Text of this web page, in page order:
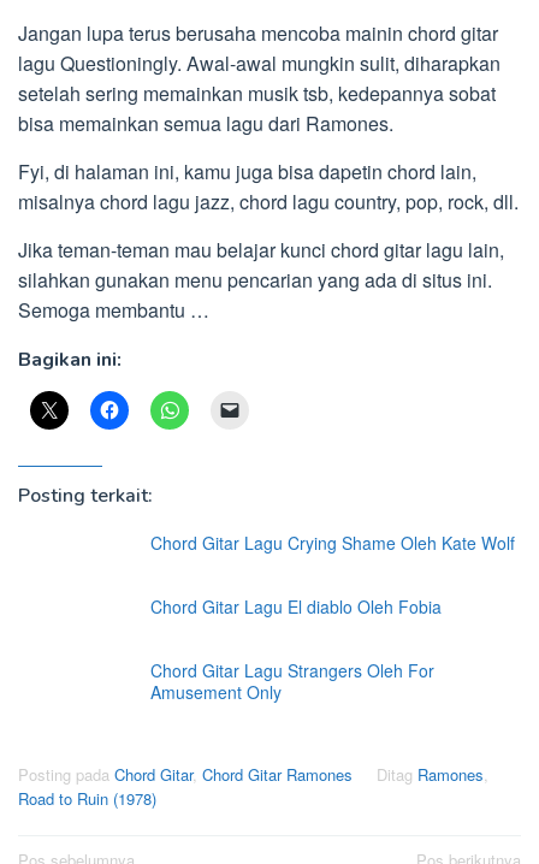
Jangan lupa terus berusaha mencoba mainin chord gitar
lagu Questioningly. Awal-awal mungkin sulit, diharapkan
setelah sering memainkan musik tsb, kedepannya sobat
bisa memainkan semua lagu dari Ramones.
Fyi, di halaman ini, kamu juga bisa dapetin chord lain,
misalnya chord lagu jazz, chord lagu country, pop, rock, dll.
Jika teman-teman mau belajar kunci chord gitar lagu lain,
silahkan gunakan menu pencarian yang ada di situs ini.
Semoga membantu …
Bagikan ini:
Posting terkait:
Chord Gitar Lagu Crying Shame Oleh Kate Wolf
Chord Gitar Lagu El diablo Oleh Fobia
Chord Gitar Lagu Strangers Oleh For
Amusement Only
Posting pada Chord Gitar, Chord Gitar Ramones Ditag Ramones,
Road to Ruin (1978)
Pos sebelumnya
Pos berikutnya